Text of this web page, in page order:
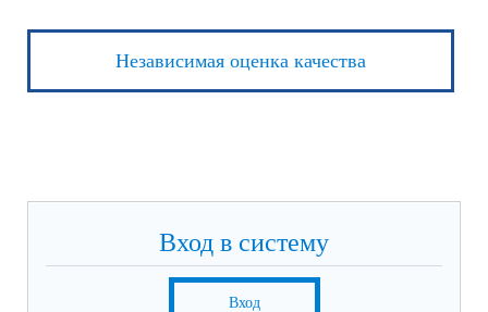
Независимая оценка качества
Вход в систему
Вход